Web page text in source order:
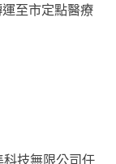
至市定點醫療
技無限公司任